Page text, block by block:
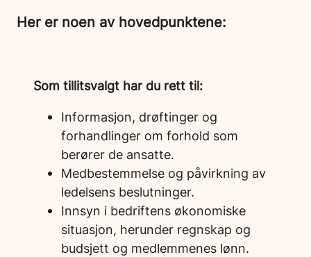
Her er noen av hovedpunktene:
Som tillitsvalgt har du rett til:
Informasjon, drøftinger og
forhandlinger om forhold som
berører de ansatte.
Medbestemmelse og påvirkning av
ledelsens beslutninger.
Innsyn i bedriftens økonomiske
situasjon, herunder regnskap og
budsjett og medlemmenes lønn.